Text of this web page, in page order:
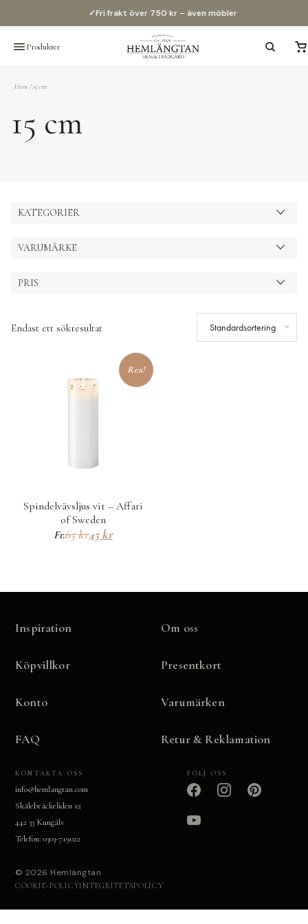
✓Fri frakt över 750 kr – även möbler
Produkter
Hem /15 cm
15 cm
KATEGORIER
VARUMÄRKE
PRIS
Endast ett sökresultat Standardsortering
Rea!
Spindelvävsljus vit – Affari
of Sweden
Fr.65kr45kr
Inspiration Om oss
Köpvillkor Presentkort
Konto Varumärken
FAQ Retur & Reklamation
KONTAKTA OSS
info@hemlangtan.com
Skälebräckeliden 12
442 33 Kungälv
Telefon: 0303-719022
FÖLJ OSS
© 2026 Hemlängtan
COOKIE-POLICYINTEGRITETSPOLICY